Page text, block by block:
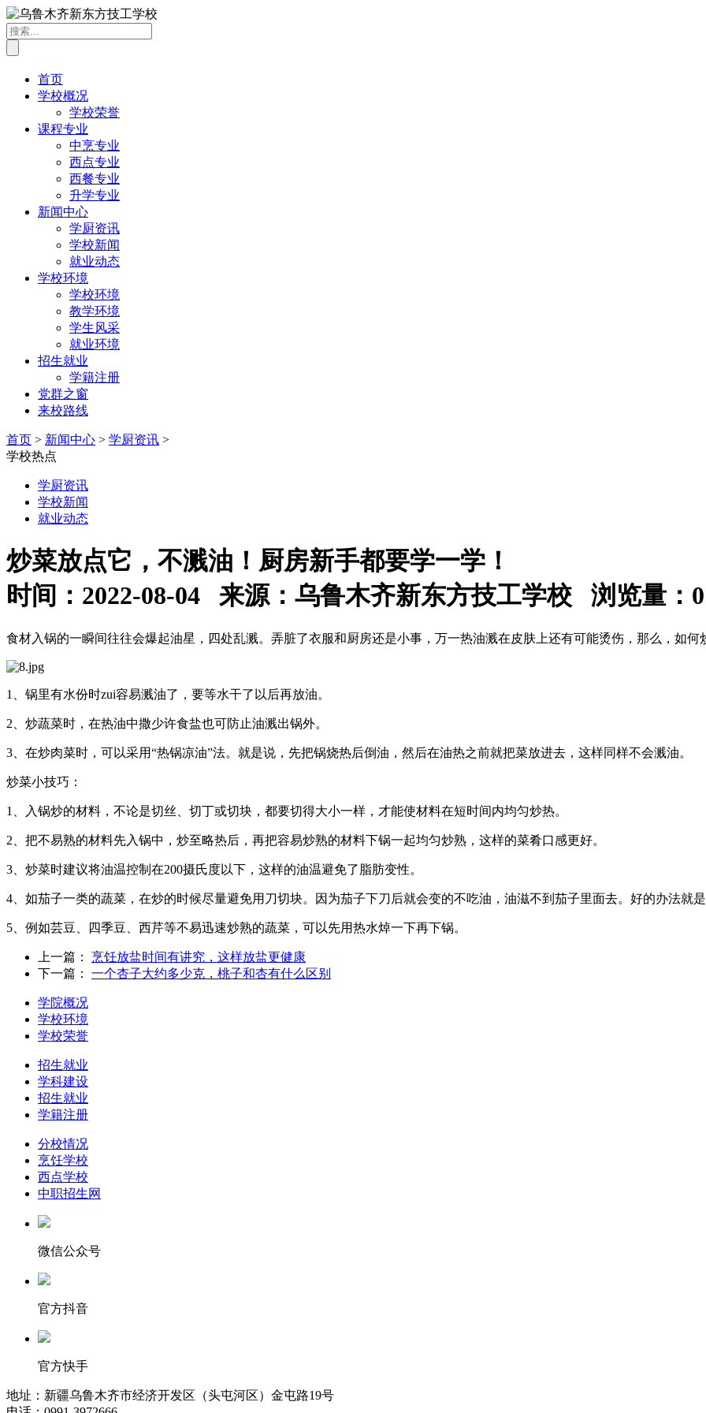
首页
学校概况
学校荣誉
课程专业
中烹专业
西点专业
西餐专业
升学专业
新闻中心
学厨资讯
学校新闻
就业动态
学校环境
学校环境
教学环境
学生风采
就业环境
招生就业
学籍注册
党群之窗
来校路线
首页 > 新闻中心 > 学厨资讯 >
学校热点
学厨资讯
学校新闻
就业动态
炒菜放点它，不溅油！厨房新手都要学一学！
时间：2022-08-04 来源：乌鲁木齐新东方技工学校 浏览量： 0
食材入锅的一瞬间往往会爆起油星，四处乱溅。弄脏了衣服和厨房还是小事，万一热油溅在皮肤上还有可能烫伤，那么，如何
1、锅里有水份时zui容易溅油了，要等水干了以后再放油。
2、炒蔬菜时，在热油中撒少许食盐也可防止油溅出锅外。
3、在炒肉菜时，可以采用“热锅凉油”法。就是说，先把锅烧热后倒油，然后在油热之前就把菜放进去，这样同样不会溅油。
炒菜小技巧：
1、入锅炒的材料，不论是切丝、切丁或切块，都要切得大小一样，才能使材料在短时间内均匀炒热。
2、把不易熟的材料先入锅中，炒至略热后，再把容易炒熟的材料下锅一起均匀炒熟，这样的菜肴口感更好。
3、炒菜时建议将油温控制在200摄氏度以下，这样的油温避免了脂肪变性。
4、如茄子一类的蔬菜，在炒的时候尽量避免用刀切块。因为茄子下刀后就会变的不吃油，油滋不到茄子里面去。好的办法就是
5、例如芸豆、四季豆、西芹等不易迅速炒熟的蔬菜，可以先用热水焯一下再下锅。
上一篇： 烹饪放盐时间有讲究，这样放盐更健康
下一篇： 一个杏子大约多少克，桃子和杏有什么区别
学院概况
学校环境
学校荣誉
招生就业
学科建设
招生就业
学籍注册
分校情况
烹饪学校
西点学校
中职招生网
微信公众号
官方抖音
官方快手
地址：新疆乌鲁木齐市经济开发区（头屯河区）金屯路19号